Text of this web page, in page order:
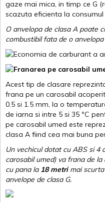
gaze mai mica, in timp ce G
scazuta eficienta la
O anvelopa de clasa A poate
combustibil fata de o anvelopa
Acest tip de clasare
frana pe un carosabil
0.5 si 1.5 mm, la o
de iarna si intre 5 si 35 ºC
pe carosabil umed este
clasa A fiind cea mai buna
Un vechicul dotat cu ABS si 4
carosabil umed) va frana de
cu pana la 18 metrimai scurta
anvelope de clasa G.